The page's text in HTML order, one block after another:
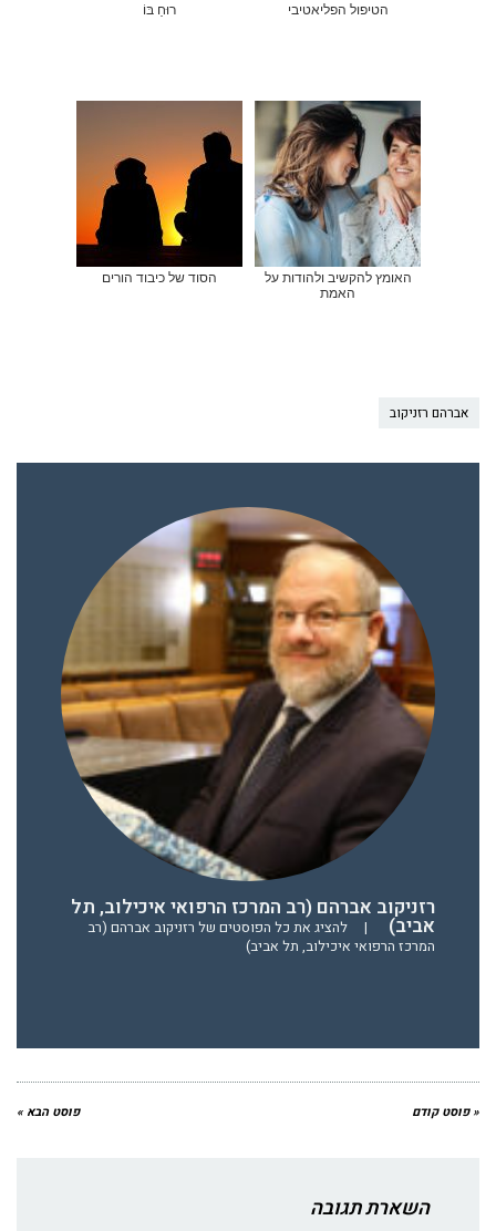
הטיפול הפליאטיבי רוּחַ בּוֹ
האומץ להקשיב ולהודות על
האמת
הסוד של כיבוד הורים
אברהם רזניקוב
רזניקוב אברהם (רב המרכז הרפואי איכילוב, תל
אביב) |
להציג את כל הפוסטים של רזניקוב אברהם (רב
המרכז הרפואי איכילוב, תל אביב)
« פוסט קודם פוסט הבא »
השארת תגובה